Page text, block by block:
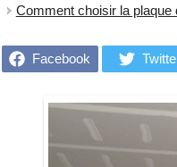
Comment choisir la plaque
Facebook